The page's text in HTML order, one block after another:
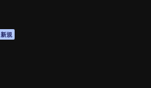
新規